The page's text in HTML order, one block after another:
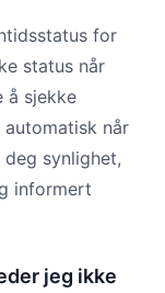
for
status når
å sjekke
når
synlighet,
informert
jeg ikke